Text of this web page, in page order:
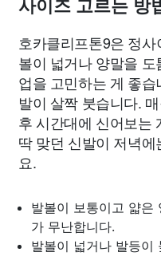
사이즈 고르는 방
호카클리프톤9은 정
볼이 넓거나 양말을
업을 고민하는 게 좋
발이 살짝 붓습니다.
후 시간대에 신어보는
딱 맞던 신발이 저녁
요.
발볼이 보통이고 얇은
가 무난합니다.
발볼이 넓거나 발등이